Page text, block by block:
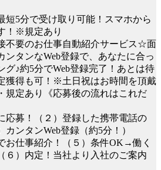
短5分で受け取り可能！スマホから
！※規定あり
不要のお仕事自動紹介サービス☆面
ンタンなWeb登録で、あなたに合っ
グ♪約5分でWeb登録完了！あとは待
獲得も可！※土日祝はお時間を頂戴
規定あり《応募後の流れはこれだ
応募！（２）登録した携帯電話の
ンタンWeb登録（約5分！）
お仕事紹介！（５）条件OK→働く
６）内定！当社より入社のご案内